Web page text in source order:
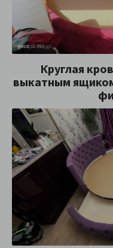
Круглая
выкатным